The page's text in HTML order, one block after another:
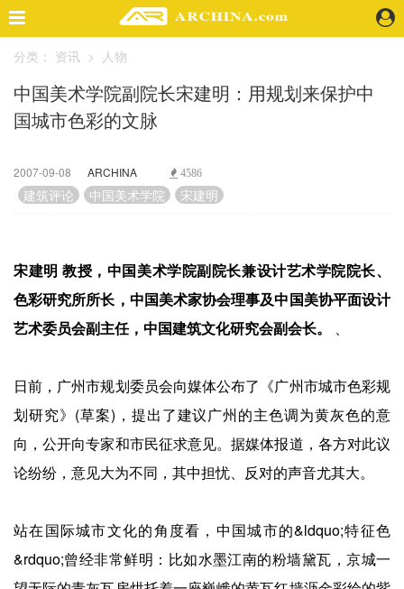
精选案例
建 筑
景 观
视 频
机 构
人 物
地 产
企业招聘
企业会员
关于投稿
关于我们
分类： 资讯 > 人物
中国美术学院副院长宋建明：用规划来保护中
国城市色彩的文脉
2007-09-08 ARCHINA 4586
建筑评论 中国美术学院 宋建明
宋建明 教授，中国美术学院副院长兼设计艺术学院院长、
色彩研究所所长，中国美术家协会理事及中国美协平面设计
艺术委员会副主任，中国建筑文化研究会副会长。
日前，广州市规划委员会向媒体公布了《广州市城市色彩规
划研究》(草案)，提出了建议广州的主色调为黄灰色的意
向，公开向专家和市民征求意见。据媒体报道，各方对此议
论纷纷，意见大为不同，其中担忧、反对的声音尤其大。
站在国际城市文化的角度看，中国城市的&ldquo;特征色
&rdquo;曾经非常鲜明：比如水墨江南的粉墙黛瓦，京城一